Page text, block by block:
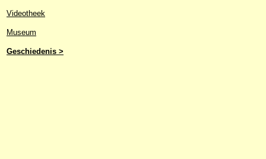
Videotheek
Museum
Geschiedenis >